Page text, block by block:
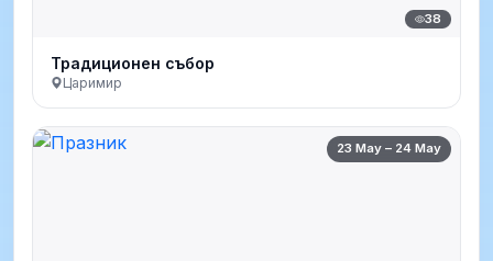
38
Традиционен събор
Царимир
23 May – 24 May